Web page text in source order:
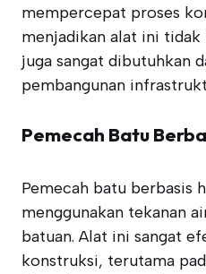
mempercepat proses
menjadikan alat ini
juga sangat dibutuhkan
pembangunan
Pemecah Batu
Pemecah batu berbasis
menggunakan tekanan
batuan. Alat ini sangat
konstruksi, terutama